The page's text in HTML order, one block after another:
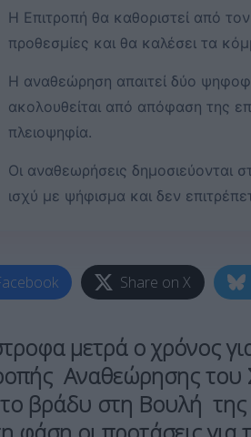
Η Επιτροπή θα καθοριστεί από
προθεσμίες και θα καλέσει τα
Η αναθεώρηση απαιτεί δύο
ακολουθείται από απόφαση της
πλειοψηφία.
Οι αναθεωρήσεις δημοσιεύονται
ισχύ με ψήφισμα και δεν
Share on X
μετρά ο χρόνος
Αναθεώρησης του
βράδυ στη Βουλή